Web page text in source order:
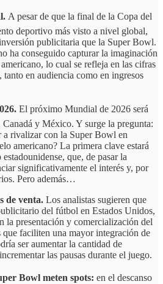
A pesar de que la final de la Copa del
deportivo más visto a nivel global,
publicitaria que la Super Bowl.
ha conseguido capturar la imaginación
lo cual se refleja en las cifras
tanto en audiencia como en ingresos
El próximo Mundial de 2026 será
y México. Y surge la pregunta:
a rivalizar con la Super Bowl en
americano? La primera clave estará
que, de pasar la
significativamente el interés y, por
Pero además…
de venta. Los analistas sugieren que
del fútbol en Estados Unidos,
la presentación y comercialización del
que faciliten una mayor integración de
ser aumentar la cantidad de
las pausas durante el juego.
Bowl meten spots: en el descanso